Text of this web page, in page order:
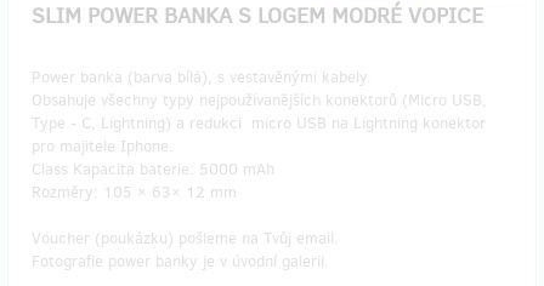
SLIM POWER BANKA S LOGEM MODRÉ VOPICE
Power banka (barva bílá), s vestavěnými kabely.
Obsahuje všechny typy nejpoužívanějších konektorů (Micro USB,
Type - C, Lightning) a redukci micro USB na Lightning konektor
pro majitele Iphone.
Class Kapacita baterie: 5000 mAh
Rozměry: 105 × 63× 12 mm
Voucher (poukázku) pošleme na Tvůj email.
Fotografie power banky je v úvodní galerii.